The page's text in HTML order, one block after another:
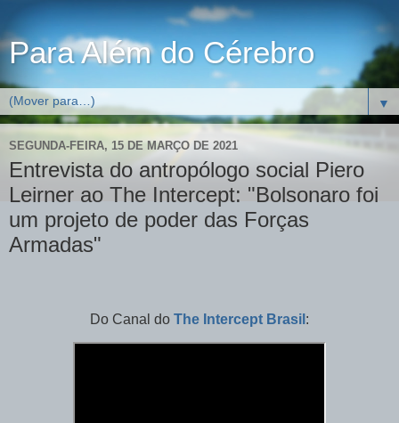
Para Além do Cérebro
▼
SEGUNDA-FEIRA, 15 DE MARÇO DE 2021
Entrevista do antropólogo social Piero
Leirner ao The Intercept: "Bolsonaro foi
um projeto de poder das Forças
Armadas"
Do Canal do The Intercept Brasil :